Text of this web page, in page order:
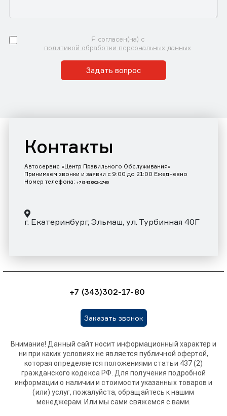
Я согласен(на) с
политикой обработки персональных данных
Задать вопрос
Контакты
Автосервис «Центр Правильного Обслуживания»
Принимаем звонки и заявки с 9:00 до 21:00 Ежедневно
Номер телефона: +7 (343)302-17-80
г. Екатеринбург, Эльмаш, ул. Турбинная 40Г
+7 (343)302-17-80
Заказать звонок
Внимание! Данный сайт носит информационный характер и
ни при каких условиях не является публичной офертой,
которая определяется положениями статьи 437 (2)
гражданского кодекса РФ. Для получения подробной
информации о наличии и стоимости указанных товаров и
(или) услуг, пожалуйста, обращайтесь к нашим
менеджерам. Или мы сами свяжемся с вами.